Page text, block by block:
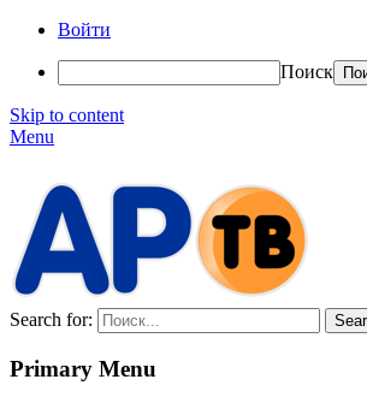
Войти
Поиск
Skip to content
Menu
Search for:
Primary Menu